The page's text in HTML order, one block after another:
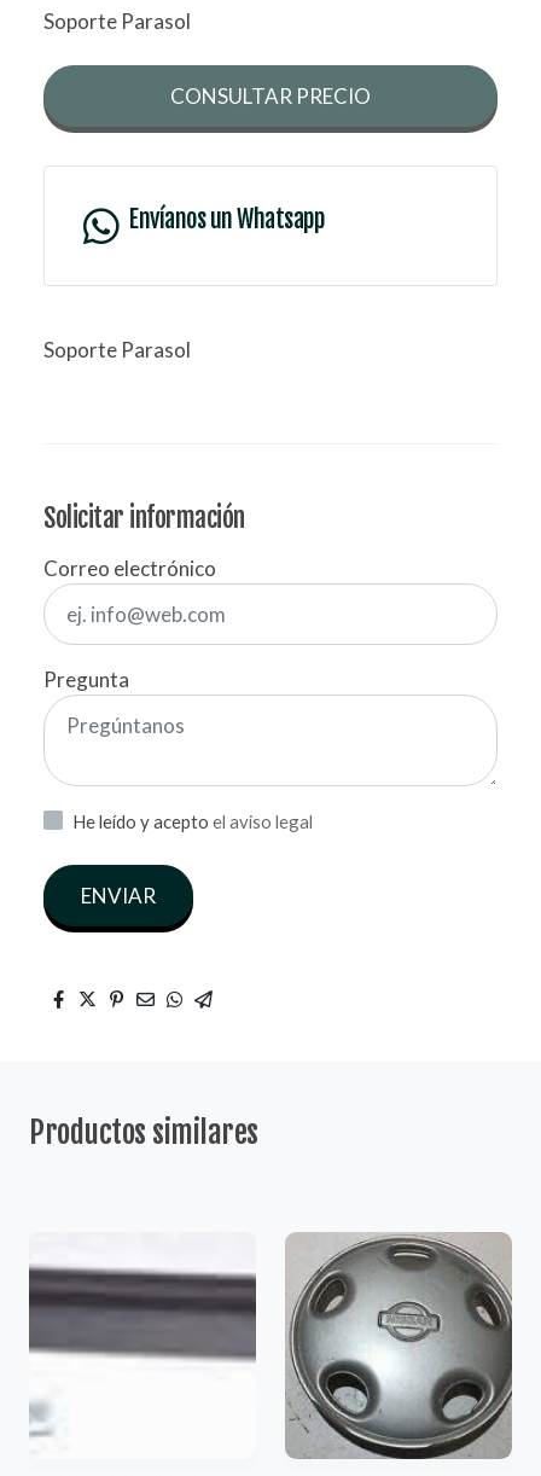
Soporte Parasol
CONSULTAR PRECIO
Envíanos un Whatsapp
Soporte Parasol
Solicitar información
Correo electrónico
Pregunta
He leído y acepto el aviso legal
ENVIAR
Productos similares